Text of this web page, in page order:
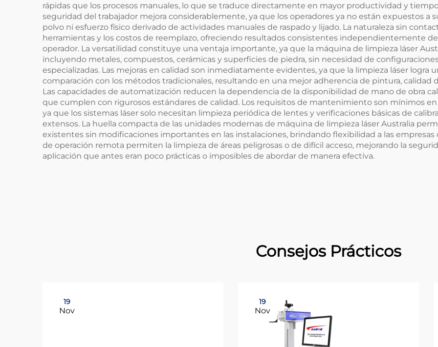
rápidas que los procesos manuales, lo que se traduce directamente en mayor productividad y
seguridad del trabajador mejora considerablemente, ya que los operadores ya no están expuestos a
polvo ni esfuerzo físico derivado de actividades manuales de raspado y lijado. La naturaleza sin
herramientas y los costos de reemplazo, ofreciendo resultados consistentes independientemente
operador. La versatilidad constituye una ventaja importante, ya que la máquina de limpieza láser
incluyendo metales, compuestos, cerámicas y superficies de piedra, sin necesidad de
especializadas. Las mejoras en calidad son inmediatamente evidentes, ya que la limpieza láser logra
comparación con los métodos tradicionales, resultando en una mejor adherencia de pintura, calidad
Las capacidades de automatización reducen la dependencia de la disponibilidad de mano de obra
que cumplen con rigurosos estándares de calidad. Los requisitos de mantenimiento son mínimos
ya que los sistemas láser solo necesitan limpieza periódica de lentes y verificaciones básicas de
extensos. La huella compacta de las unidades modernas de máquina de limpieza láser Australia
existentes sin modificaciones importantes en las instalaciones, brindando flexibilidad a las empresas
de operación remota permiten la limpieza de áreas peligrosas o de difícil acceso, mejorando la
aplicación que antes eran poco prácticas o imposibles de abordar de manera efectiva.
Consejos Prácticos
19
Nov
19
Nov